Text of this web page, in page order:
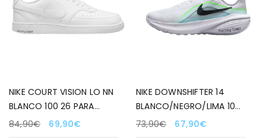
NIKE COURT VISION LO NN
BLANCO 100 26 PARA
HOMBRE
84,90€ 69,90€
NIKE DOWNSHIFTER 14
BLANCO/NEGRO/LIMA 100
PARA HOMBRE
73,90€ 67,90€